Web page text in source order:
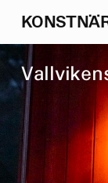
KONSTNÄ
Vallviken